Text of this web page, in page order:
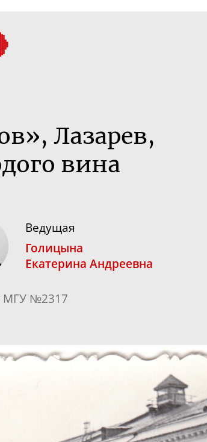
Лазарев,
вина
Ведущая
Голицына
Екатерина Андреевна
МГУ №2317